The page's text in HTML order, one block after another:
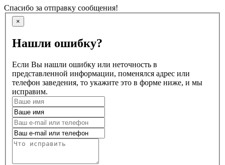
Спасибо за отправку сообщения!
×
Нашли ошибку?
Если Вы нашли ошибку или неточность в
представленной информации, поменялся адрес или
телефон заведения, то укажите это в форме ниже, и мы
исправим.